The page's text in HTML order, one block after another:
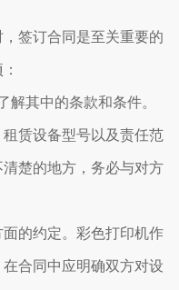
签订合同是至关重要的
解其中的条款和条件。
赁设备型号以及责任范
楚的地方，务必与对方
的约定。彩色打印机作
合同中应明确双方对设